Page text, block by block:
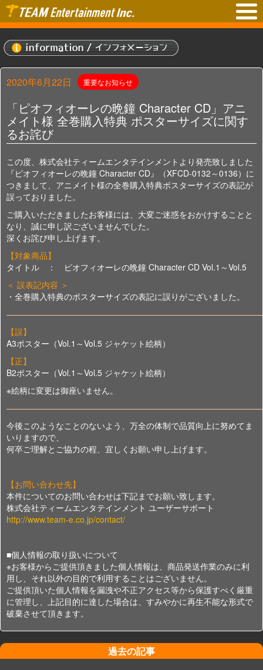
2020年6月22日 重要なお知らせ
「ピオフィオーレの晩鐘 Character CD」アニ
メイト様 全巻購入特典 ポスターサイズに関す
るお詫び
この度、株式会社ティームエンタテインメントより発売致しました
『ピオフィオーレの晩鐘 Character CD』（XFCD-0132～0136）に
つきまして、アニメイト様の全巻購入特典ポスターサイズの表記が
誤っておりました。
ご購入いただきましたお客様には、大変ご迷惑をおかけすることと
なり、誠に申し訳ございませんでした。
深くお詫び申し上げます。
【対象商品】
タイトル ： ピオフィオーレの晩鐘 Character CD Vol.1～Vol.5
＜ 誤表記内容 ＞
・全巻購入特典のポスターサイズの表記に誤りがございました。
【誤】
A3ポスター（Vol.1～Vol.5 ジャケット絵柄）
【正】
B2ポスター（Vol.1～Vol.5 ジャケット絵柄）
※絵柄に変更は御座いません。
今後このようなことのないよう、万全の体制で品質向上に努めてま
いりますので、
何卒ご理解とご協力の程、宜しくお願い申し上げます。
【お問い合わせ先】
本件についてのお問い合わせは下記までお願い致します。
株式会社ティームエンタテインメント ユーザーサポート
http://www.team-e.co.jp/contact/
■個人情報の取り扱いについて
※お客様からご提供頂きました個人情報は、商品発送作業のみに利
用し、それ以外の目的で利用することはございません。
ご提供頂いた個人情報を漏洩や不正アクセス等から保護すべく厳重
に管理し、上記目的に達した場合は、すみやかに再生不能な形式で
破棄させて頂きます。
過去の記事